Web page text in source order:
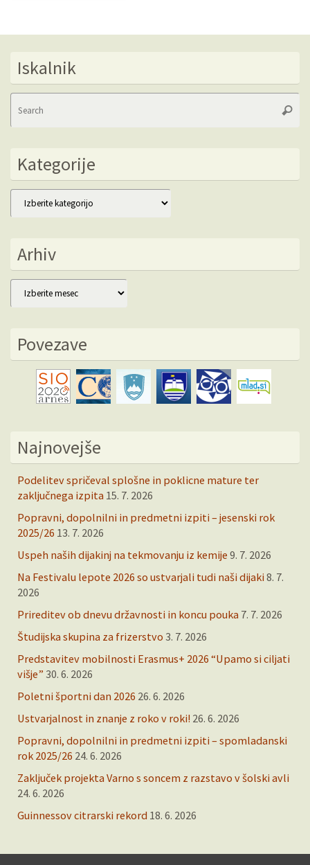
Iskalnik
Kategorije
Kategorije
Arhiv
Arhiv
Povezave
Najnovejše
Podelitev spričeval splošne in poklicne mature ter
zaključnega izpita 15. 7. 2026
Popravni, dopolnilni in predmetni izpiti – jesenski rok
2025/26 13. 7. 2026
Uspeh naših dijakinj na tekmovanju iz kemije 9. 7. 2026
Na Festivalu lepote 2026 so ustvarjali tudi naši dijaki 8. 7.
2026
Prireditev ob dnevu državnosti in koncu pouka 7. 7. 2026
Študijska skupina za frizerstvo 3. 7. 2026
Predstavitev mobilnosti Erasmus+ 2026 “Upamo si ciljati
višje” 30. 6. 2026
Poletni športni dan 2026 26. 6. 2026
Ustvarjalnost in znanje z roko v roki! 26. 6. 2026
Popravni, dopolnilni in predmetni izpiti – spomladanski
rok 2025/26 24. 6. 2026
Zaključek projekta Varno s soncem z razstavo v šolski avli
24. 6. 2026
Guinnessov citrarski rekord 18. 6. 2026